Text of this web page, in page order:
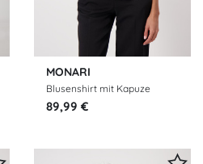
MONARI
Blusenshirt mit Kapuze
89,99 €